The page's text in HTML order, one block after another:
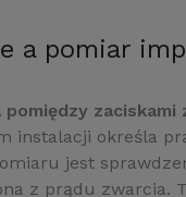
a pomiar
zaciskami
instalacji określa
jest
z prądu zwarcia.